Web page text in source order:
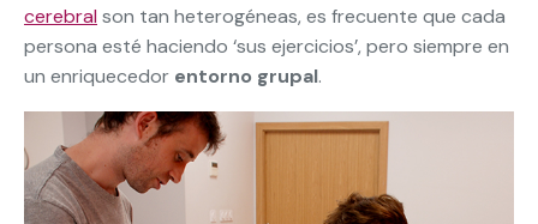
cerebral son tan heterogéneas, es frecuente que cada
persona esté haciendo ‘sus ejercicios’, pero siempre en
un enriquecedor entorno grupal.